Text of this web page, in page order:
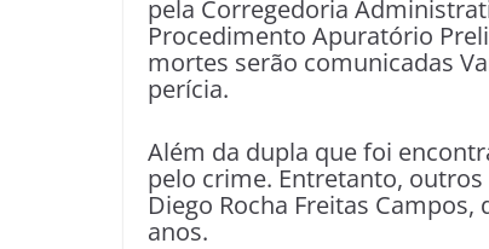
pela Corregedoria
Procedimento Apuratório
mortes serão comunicadas
perícia.
Além da dupla que foi
pelo crime. Entretanto,
Diego Rocha Freitas
anos.